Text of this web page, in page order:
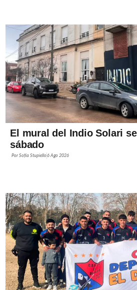
El mural del Indio Solari
sábado
PorSofía Stupiello6 Ago 2026